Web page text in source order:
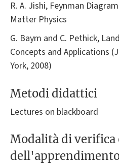
R. A. Jishi, Feynman
Matter Physics
G. Baym and C. Pethick,
Concepts and Applications
York, 2008)
Metodi didattici
Lectures on blackboard
Modalità di verifica